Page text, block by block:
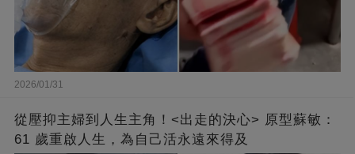
2026/01/31
從壓抑主婦到人生主角！<出走的決心> 原型蘇敏：
61 歲重啟人生，為自己活永遠來得及